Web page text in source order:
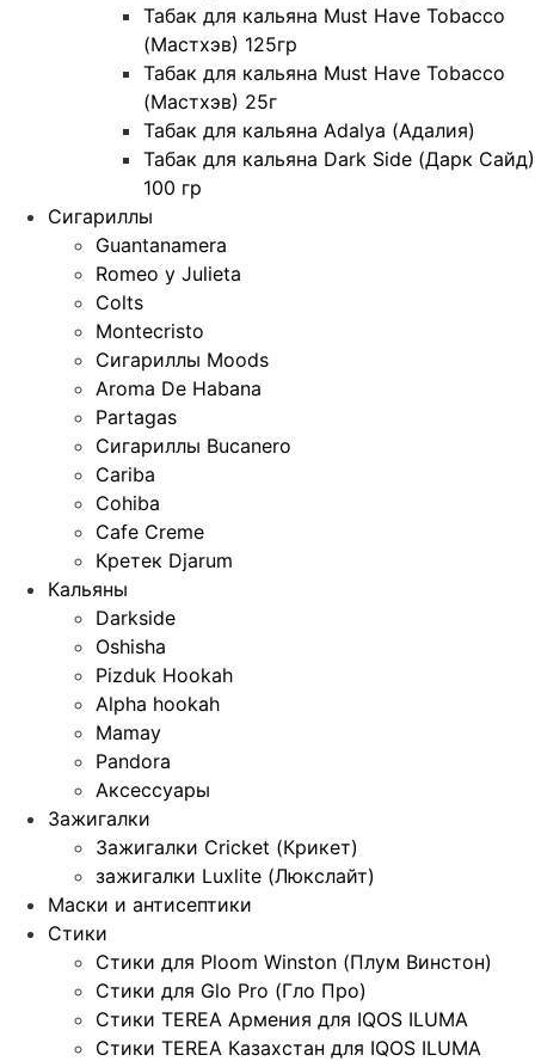
Табак для кальяна Must Have Tobacco
(Мастхэв) 125гр
Табак для кальяна Must Have Tobacco
(Мастхэв) 25г
Табак для кальяна Adalya (Адалия)
Табак для кальяна Dark Side (Дарк Сайд)
100 гр
Сигариллы
Guantanamera
Romeo y Julieta
Colts
Montecristo
Сигариллы Moods
Aroma De Habana
Partagas
Сигариллы Bucanero
Cariba
Cohiba
Cafe Creme
Кретек Djarum
Кальяны
Darkside
Oshisha
Pizduk Hookah
Alpha hookah
Mamay
Pandora
Аксессуары
Зажигалки
Зажигалки Cricket (Крикет)
зажигалки Luxlite (Люкслайт)
Маски и антисептики
Стики
Стики для Ploom Winston (Плум Винстон)
Стики для Glo Pro (Гло Про)
Стики TEREA Армения для IQOS ILUMA
Стики TEREA Казахстан для IQOS ILUMA